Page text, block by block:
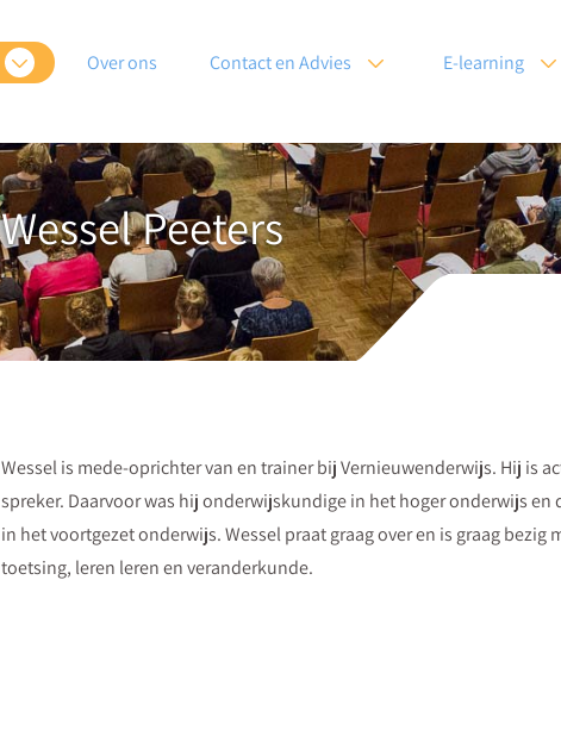
Over ons Contact en Advies E-learning
Wessel Peeters
Wessel is mede-oprichter van en trainer bij Vernieuwenderwijs. Hij is
spreker. Daarvoor was hij onderwijskundige in het hoger onderwijs
in het voortgezet onderwijs. Wessel praat graag over en is graag
toetsing, leren leren en veranderkunde.